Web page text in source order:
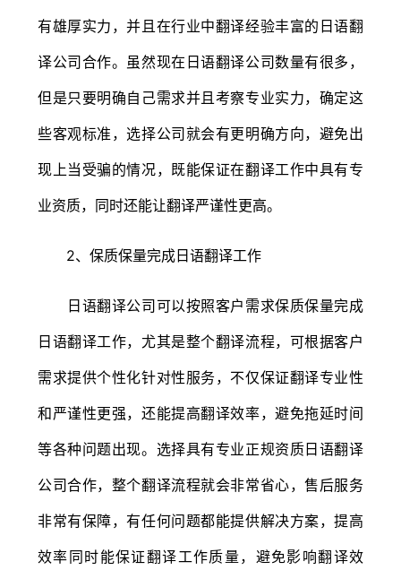
有雄厚实力，并且在行业中翻译经验丰富的日语翻
译公司合作。虽然现在日语翻译公司数量有很多，
但是只要明确自己需求并且考察专业实力，确定这
些客观标准，选择公司就会有更明确方向，避免出
现上当受骗的情况，既能保证在翻译工作中具有专
业资质，同时还能让翻译严谨性更高。
2、保质保量完成日语翻译工作
日语翻译公司可以按照客户需求保质保量完成
日语翻译工作，尤其是整个翻译流程，可根据客户
需求提供个性化针对性服务，不仅保证翻译专业性
和严谨性更强，还能提高翻译效率，避免拖延时间
等各种问题出现。选择具有专业正规资质日语翻译
公司合作，整个翻译流程就会非常省心，售后服务
非常有保障，有任何问题都能提供解决方案，提高
效率同时能保证翻译工作质量，避免影响翻译效